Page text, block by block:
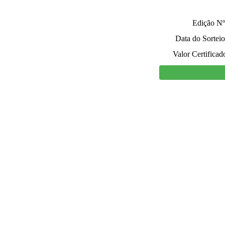
Edição
Data do
Valor